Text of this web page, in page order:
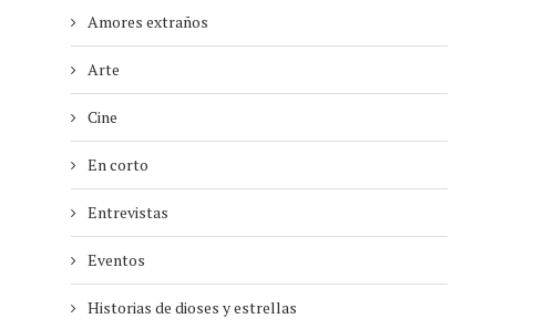
Amores extraños
Arte
Cine
En corto
Entrevistas
Eventos
Historias de dioses y estrellas